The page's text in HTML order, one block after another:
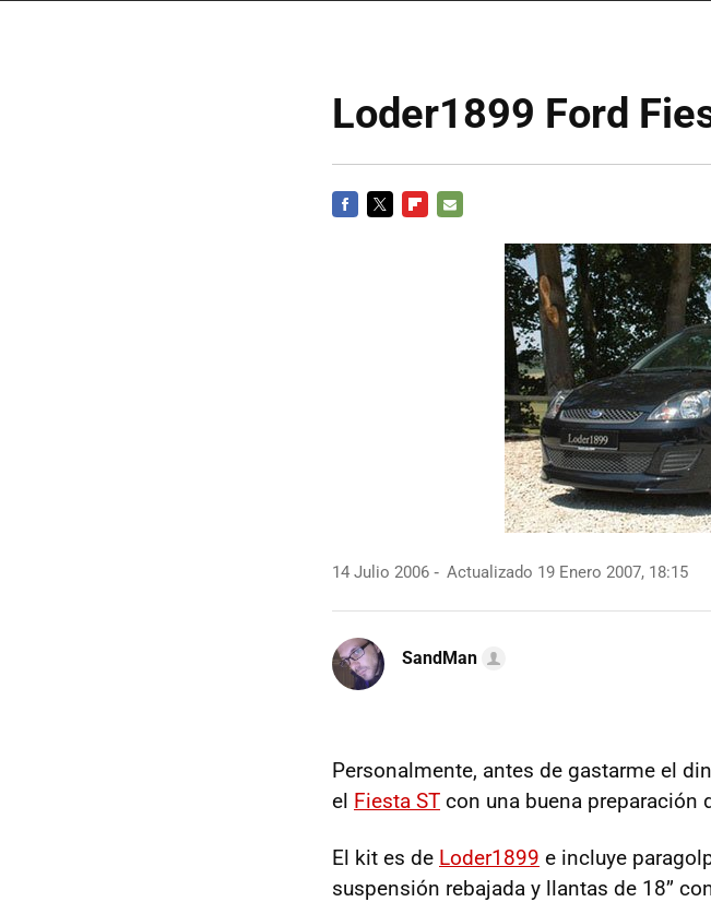
Loder1899 Ford
14 Julio 2006 Actualizado 19 Enero 2007, 18:15
SandMan
Personalmente, antes de gastarme el
el Fiesta ST con una buena preparación
El kit es de Loder1899 e incluye
suspensión rebajada y llantas de 18’’